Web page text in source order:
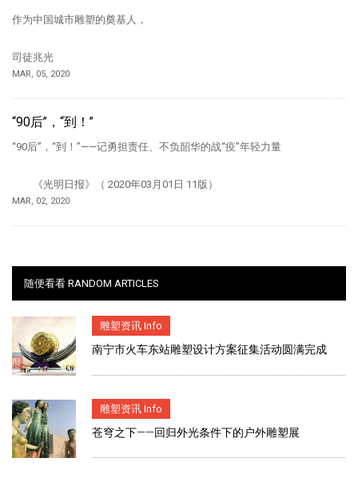
作为中国城市雕塑的奠基人，
司徒兆光
MAR, 05, 2020
“90后”，“到！”
“90后”，“到！”——记勇担责任、不负韶华的战“疫”年轻力量
《光明日报》（ 2020年03月01日 11版）
MAR, 02, 2020
随便看看 RANDOM ARTICLES
雕塑资讯 Info
南宁市火车东站雕塑设计方案征集活动圆满完成
雕塑资讯 Info
苍穹之下——回归外光条件下的户外雕塑展